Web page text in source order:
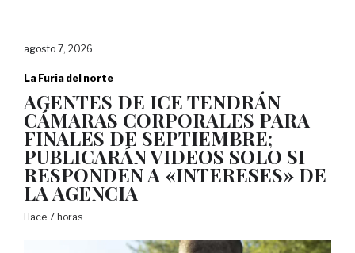
agosto 7, 2026
La Furia del norte
AGENTES DE ICE TENDRÁN
CÁMARAS CORPORALES PARA
FINALES DE SEPTIEMBRE;
PUBLICARÁN VIDEOS SOLO SI
RESPONDEN A «INTERESES» DE
LA AGENCIA
Hace 7 horas